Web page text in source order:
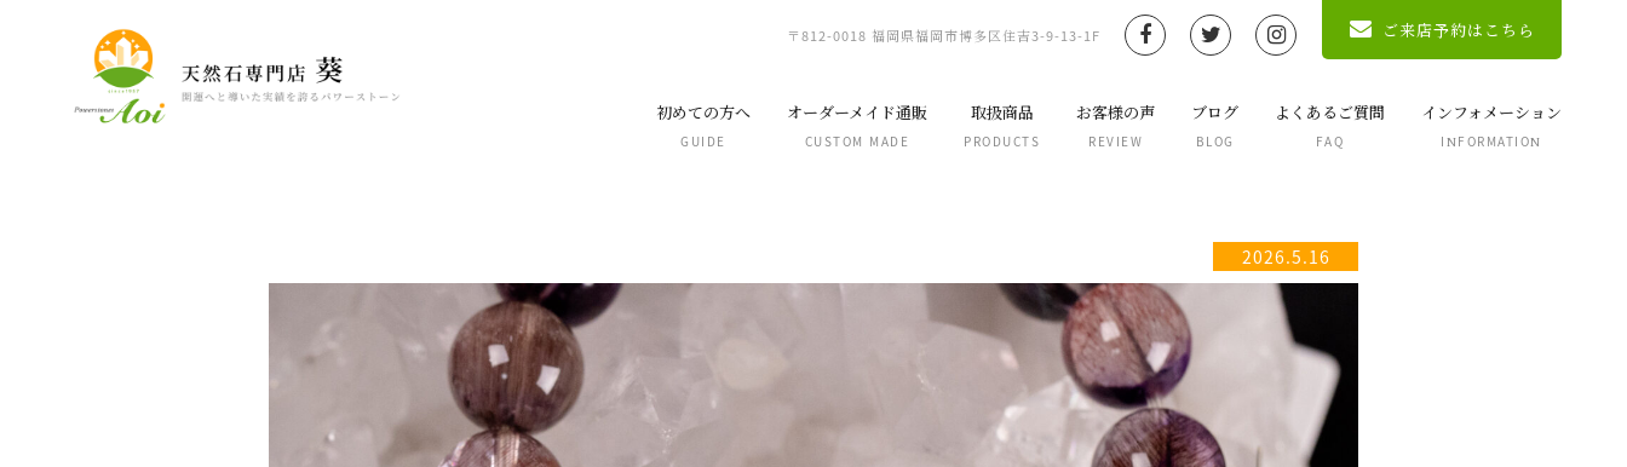
〒812-0018 福岡県福岡市博多区住吉3-9-13-1F ご来店予約はこちら
初めての方へ
GUIDE
オーダーメイド通販
CUSTOM MADE
取扱商品
PRODUCTS
お客様の声
REVIEW
ブログ
BLOG
よくあるご質問
FAQ
インフォメーション
INFORMATION
2026.5.16